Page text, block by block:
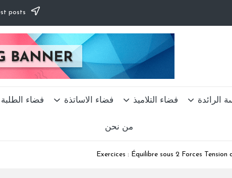
الرائدة فضاء التلاميذ فضاء الاساتذة فضاء الطلبة
من نحن
Exercices : Équilibre sous 2 Forces Tension